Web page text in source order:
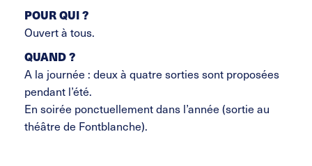
POUR QUI ?
Ouvert à tous.
QUAND ?
A la journée : deux à quatre sorties sont proposées
pendant l’été.
En soirée ponctuellement dans l’année (sortie au
théâtre de Fontblanche).